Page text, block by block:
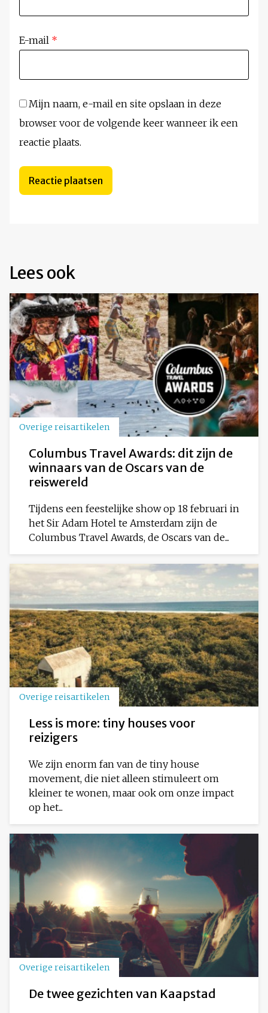
E-mail *
Mijn naam, e-mail en site opslaan in deze
browser voor de volgende keer wanneer ik een
reactie plaats.
Lees ook
Overige reisartikelen
Columbus Travel Awards: dit zijn de
winnaars van de Oscars van de
reiswereld
Tijdens een feestelijke show op 18 februari in
het Sir Adam Hotel te Amsterdam zijn de
Columbus Travel Awards, de Oscars van de...
Overige reisartikelen
Less is more: tiny houses voor
reizigers
We zijn enorm fan van de tiny house
movement, die niet alleen stimuleert om
kleiner te wonen, maar ook om onze impact
op het...
Overige reisartikelen
De twee gezichten van Kaapstad